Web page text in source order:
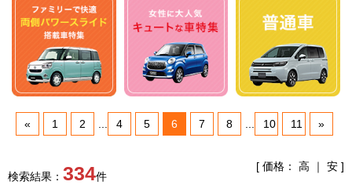
« 1 2 4 5 6 7 8 10 11 »
検索結果： 334件
[ 価格： 高 ｜ 安 ]